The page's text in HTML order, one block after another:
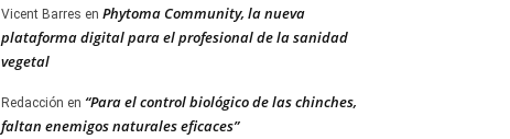
Vicent Barres en Phytoma Community, la nueva
plataforma digital para el profesional de la sanidad
vegetal
Redacción en “Para el control biológico de las chinches,
faltan enemigos naturales eficaces”